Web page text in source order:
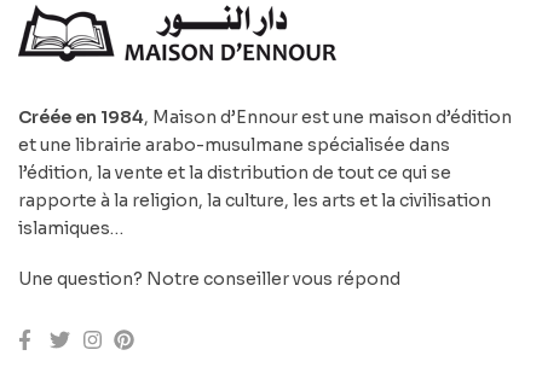
Créée en 1984, Maison d’Ennour est une maison d’édition
et une librairie arabo-musulmane spécialisée dans
l’édition, la vente et la distribution de tout ce qui se
rapporte à la religion, la culture, les arts et la civilisation
islamiques…
Une question? Notre conseiller vous répond